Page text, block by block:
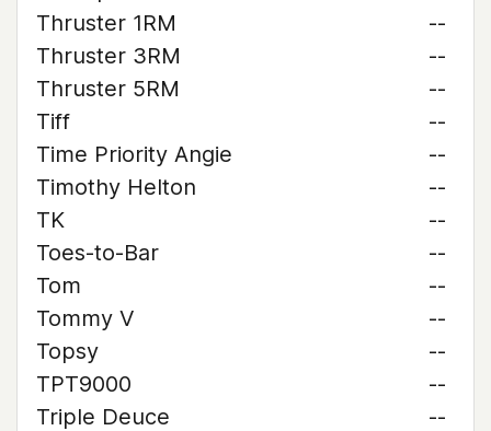
Thruster 1RM
--
Thruster 3RM
--
Thruster 5RM
--
Tiff
--
Time Priority Angie
--
Timothy Helton
--
TK
--
Toes-to-Bar
--
Tom
--
Tommy V
--
Topsy
--
TPT9000
--
Triple Deuce
--